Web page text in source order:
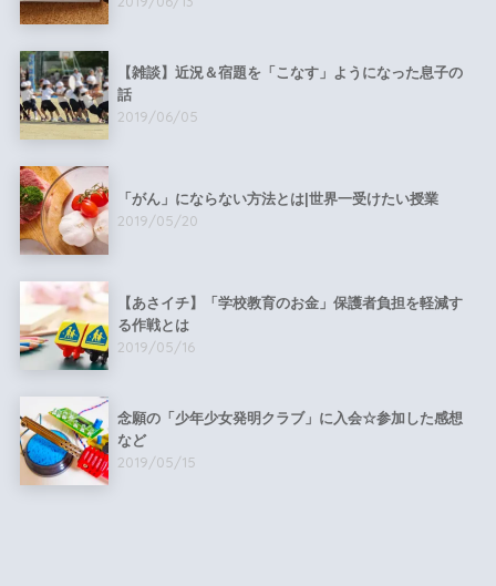
【雑談】近況＆宿題を「こなす」ようになった息子の
話
2019/06/05
「がん」にならない方法とは|世界一受けたい授業
2019/05/20
【あさイチ】「学校教育のお金」保護者負担を軽減す
る作戦とは
2019/05/16
念願の「少年少女発明クラブ」に入会☆参加した感想
など
2019/05/15